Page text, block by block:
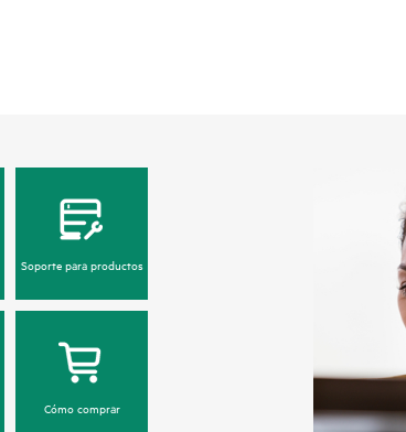
Soporte para productos
Cómo comprar